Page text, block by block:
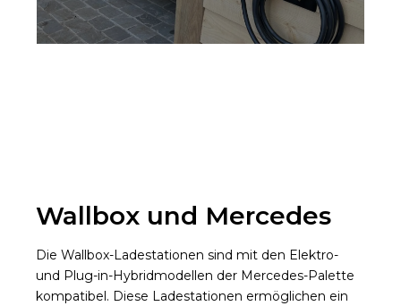
Wallbox und Mercedes
Die Wallbox-Ladestationen sind mit den Elektro-
und Plug-in-Hybridmodellen der Mercedes-Palette
kompatibel. Diese Ladestationen ermöglichen ein